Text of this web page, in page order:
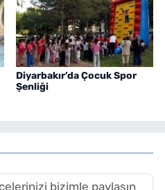
Diyarbakır’da Çocuk Spor
Şenliği